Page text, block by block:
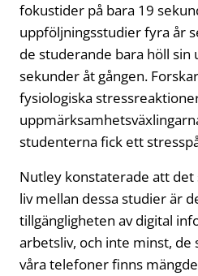
fokustider på bara 19
uppföljningsstudier fyra år
de studerande bara höll sin
sekunder åt gången.
fysiologiska
studenterna fick ett
Nutley konstaterade att
liv mellan dessa studier är
tillgängligheten av digital
arbetsliv, och inte minst,
våra telefoner finns